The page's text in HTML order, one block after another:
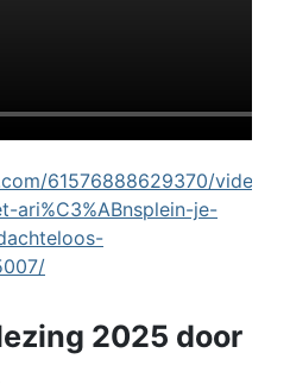
61576888629370/videos/
ari%C3%ABnsplein-je-
2025 door